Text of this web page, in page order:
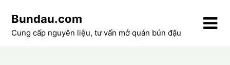
content
Bundau.com
Cung cấp nguyên liệu, tư vấn mở quán bún đậu